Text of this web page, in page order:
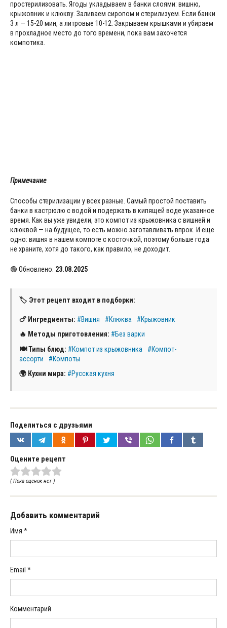
простерилизовать. Ягоды укладываем в банки слоями: вишню,
крыжовник и клюкву. Заливаем сиропом и стерилизуем. Если банки
3 л — 15-20 мин, а литровые 10-12. Закрываем крышками и убираем
в прохладное место до того времени, пока вам захочется
компотика.
Примечание:
Способы стерилизации у всех разные. Самый простой поставить
банки в кастрюлю с водой и подержать в кипящей воде указанное
время. Как вы уже увидели, это компот из крыжовника с вишней и
клюквой — на будущее, то есть можно заготавливать впрок. И еще
одно: вишня в нашем компоте с косточкой, поэтому больше года
не храните, хотя до такого, как правило, не доходит.
🟢 Обновлено: 23.08.2025
🏷 Этот рецепт входит в подборки:
🍗 Ингредиенты: #Вишня #Клюква
#Крыжовник
🔥 Методы приготовления: #Без варки
🍽 Типы блюд: #Компот из крыжовника
#Компот-
ассорти
#Компоты
🌍 Кухни мира: #Русская кухня
Поделиться с друзьями
Оцените рецепт
( Пока оценок нет )
Добавить комментарий
Имя *
Email *
Комментарий